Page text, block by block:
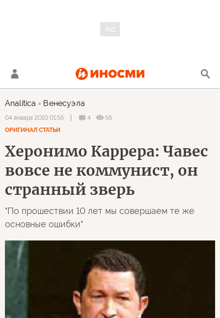
Analitica Венесуэла
04 января 2010 01:56 4
56
ОРИГИНАЛ СТАТЬИ
Херонимо Каррера: Чавес
вовсе не коммунист, он
странный зверь
"По прошествии 10 лет мы совершаем те же
основные ошибки"